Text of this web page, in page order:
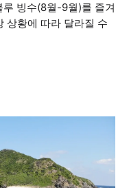
빙수(8월-9월)를 즐겨
상황에 따라 달라질 수